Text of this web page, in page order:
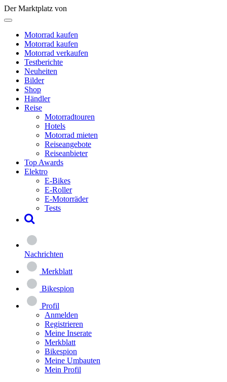
Der Marktplatz von
Motorrad kaufen
Motorrad kaufen
Motorrad verkaufen
Testberichte
Neuheiten
Bilder
Shop
Händler
Reise
Motorradtouren
Hotels
Motorrad mieten
Reiseangebote
Reiseanbieter
Top Awards
Elektro
E-Bikes
E-Roller
E-Motorräder
Tests
Nachrichten
Merkblatt
Bikespion
Profil
Anmelden
Registrieren
Meine Inserate
Merkblatt
Bikespion
Meine Umbauten
Mein Profil